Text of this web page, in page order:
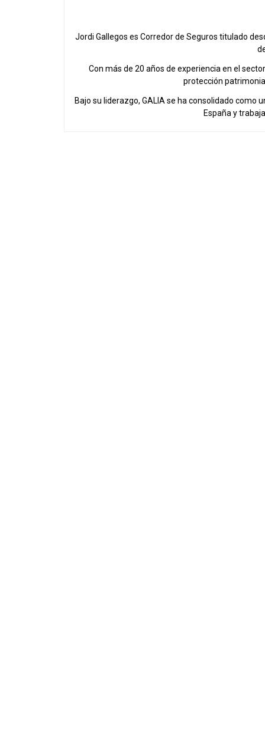
Jordi Gallegos es Corredor de Seguros titulado
Con más de 20 años de experiencia en el
protección
Bajo su liderazgo, GALIA se ha consolidado
España y